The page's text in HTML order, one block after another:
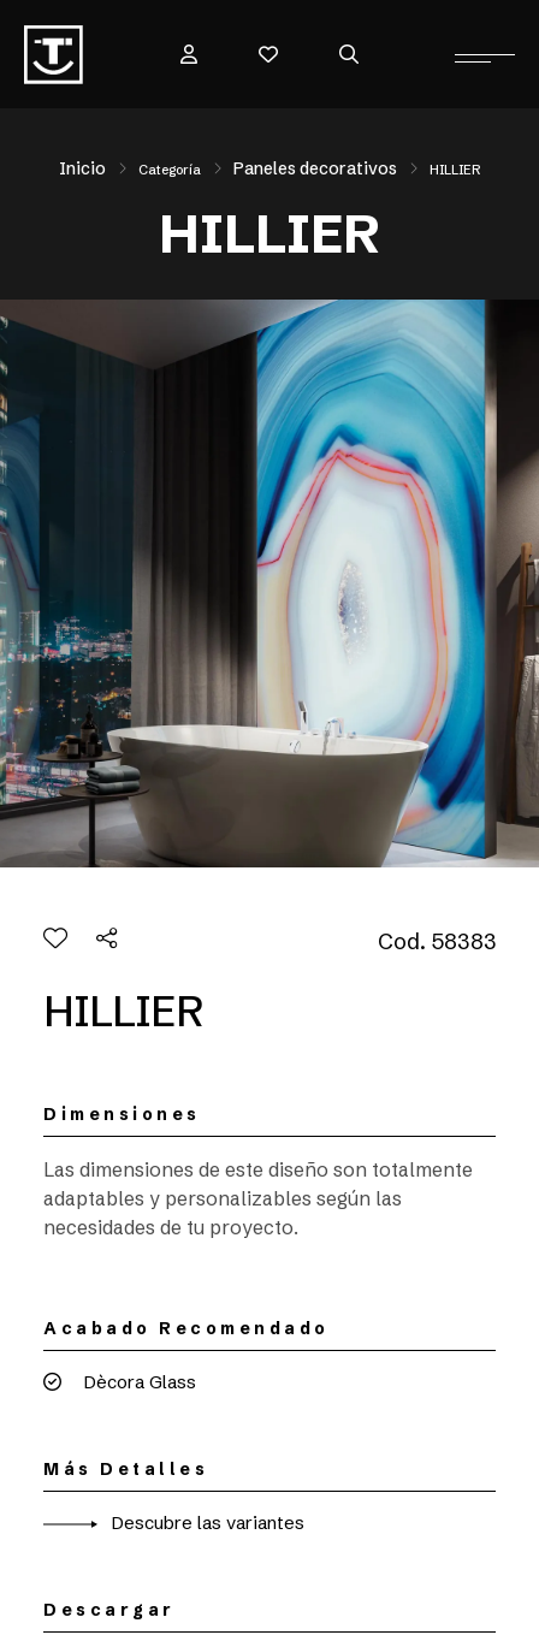
Inicio Categoría Paneles decorativos HILLIER
HILLIER
Cod. 58383
HILLIER
Dimensiones
Las dimensiones de este diseño son totalmente
adaptables y personalizables según las
necesidades de tu proyecto.
Acabado Recomendado
Dècora Glass
Más Detalles
Descubre las variantes
Descargar